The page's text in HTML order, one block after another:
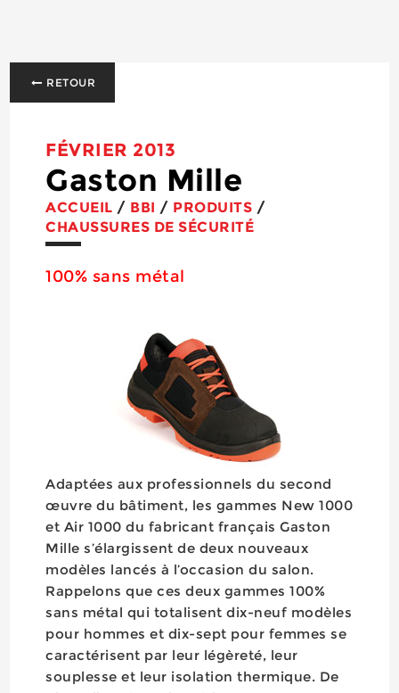
RETOUR
FÉVRIER 2013
Gaston Mille
ACCUEIL / BBI / PRODUITS /
CHAUSSURES DE SÉCURITÉ
100% sans métal
Adaptées aux professionnels du second
œuvre du bâtiment, les gammes New 1000
et Air 1000 du fabricant français Gaston
Mille s’élargissent de deux nouveaux
modèles lancés à l’occasion du salon.
Rappelons que ces deux gammes 100%
sans métal qui totalisent dix-neuf modèles
pour hommes et dix-sept pour femmes se
caractérisent par leur légèreté, leur
souplesse et leur isolation thermique. De